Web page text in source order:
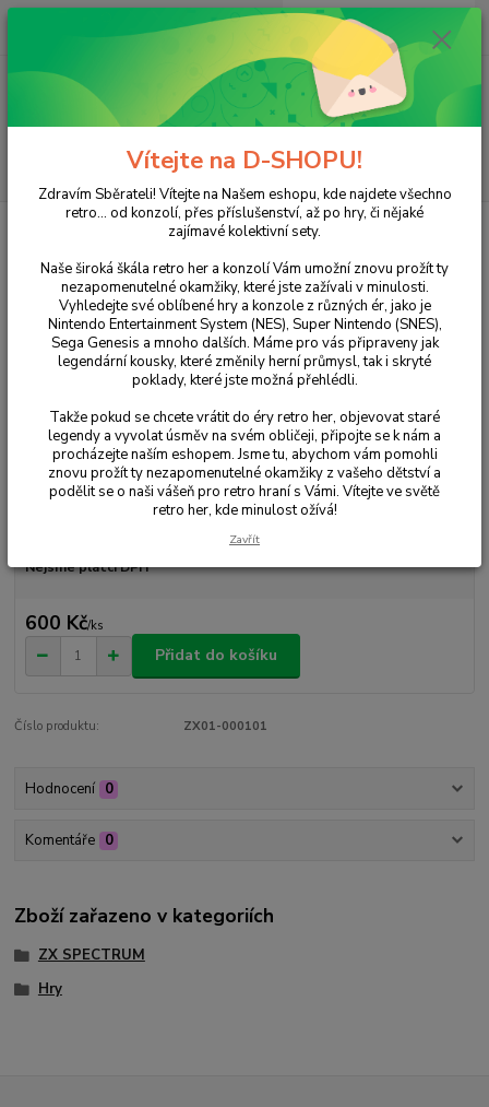
Menu
(Po-Pá, 15:00-20:00 hod.)
ks
0 Kč
Hry Operation Thunderbolt
Operation Thunderbolt
Ohodnotit produkt
Nejsme plátci DPH
600 Kč/ks
Přidat do košíku
Číslo produktu: ZX01-000101
Hodnocení 0
Komentáře 0
Zboží zařazeno v kategoriích
ZX SPECTRUM
Hry
Vítejte na D-SHOPU!
Zdravím Sběrateli! Vítejte na Našem eshopu, kde najdete všechno
retro... od konzolí, přes příslušenství, až po hry, či nějaké
zajímavé kolektivní sety.
Naše široká škála retro her a konzolí Vám umožní znovu prožít ty
nezapomenutelné okamžiky, které jste zažívali v minulosti.
Vyhledejte své oblíbené hry a konzole z různých ér, jako je
Nintendo Entertainment System (NES), Super Nintendo (SNES),
Sega Genesis a mnoho dalších. Máme pro vás připraveny jak
legendární kousky, které změnily herní průmysl, tak i skryté
poklady, které jste možná přehlédli.
Takže pokud se chcete vrátit do éry retro her, objevovat staré
legendy a vyvolat úsměv na svém obličeji, připojte se k nám a
procházejte naším eshopem. Jsme tu, abychom vám pomohli
znovu prožít ty nezapomenutelné okamžiky z vašeho dětství a
podělit se o naši vášeň pro retro hraní s Vámi. Vítejte ve světě
retro her, kde minulost ožívá!
Zavřít